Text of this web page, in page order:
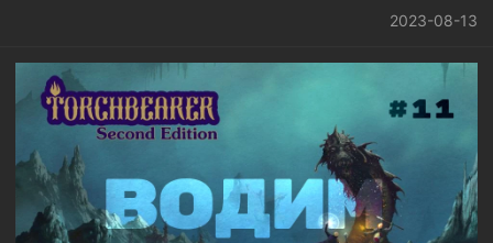
2023-08-13